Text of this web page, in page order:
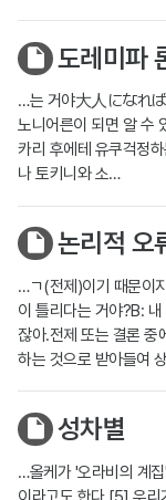
도레미파
…는 거야大人になれ
노니어른이 되면 알 수
카리 후에테 유쿠걱정
나 토키니와 소…
논리적 오
…ㄱ(전제)이기 때문이
이 틀리다는 거야?B:
잖아.전제 또는 결론 중
하는 것으로 받아들여
성차별
…올케가 '오라비의 계